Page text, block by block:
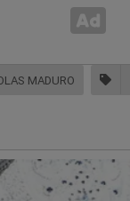
MADURO